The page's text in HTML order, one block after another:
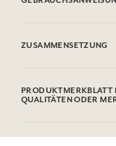
ZUSAMMENSETZUNG
Limonene, Benzyl
Citronellol, Benzyl
PRODUKTMERKBLATT
QUALITÄTEN ODER
Bitte konsultieren Sie